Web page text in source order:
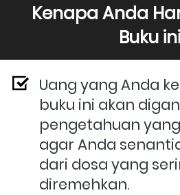
Kenapa Anda
Buku
Uang yang Anda
buku ini akan
pengetahuan
agar Anda
dari dosa yang
diremehkan.